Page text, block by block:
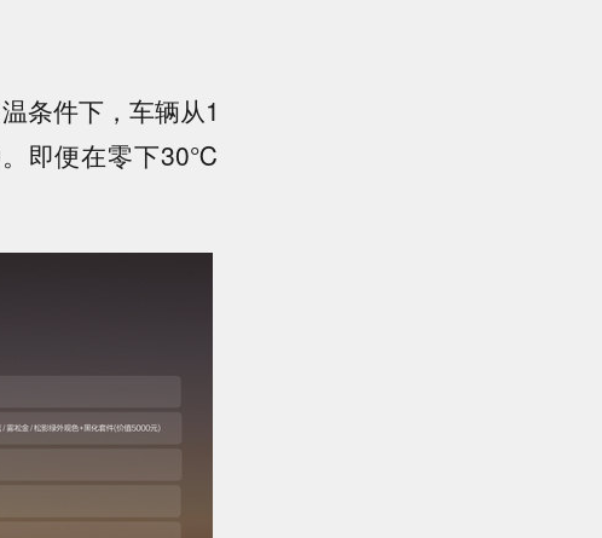
条件下，车辆从1
。即便在零下30℃